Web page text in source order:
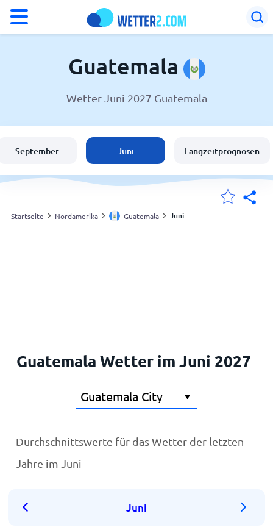
Wetter in Guatemala
Schweiz
Deutschland
Guatemala
Wetter Juni 2027 Guatemala
September Juni Langzeitprognosen
Startseite Nordamerika Guatemala Juni
Guatemala Wetter im Juni 2027
Durchschnittswerte für das Wetter der letzten
Jahre im Juni
Juni